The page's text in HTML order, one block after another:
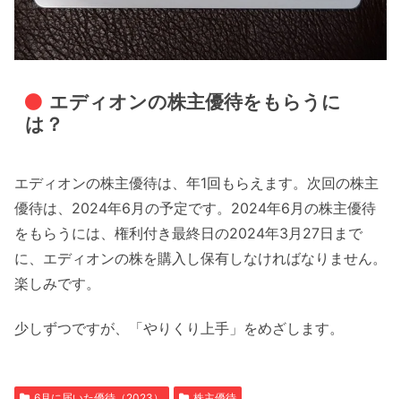
エディオンの株主優待をもらうに
は？
エディオンの株主優待は、年1回もらえます。次回の株主
優待は、2024年6月の予定です。2024年6月の株主優待
をもらうには、権利付き最終日の2024年3月27日まで
に、エディオンの株を購入し保有しなければなりません。
楽しみです。
少しずつですが、「やりくり上手」をめざします。